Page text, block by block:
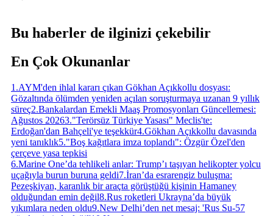
Bu haberler de ilginizi çekebilir
En Çok Okunanlar
1 .AYM'den ihlal kararı çıkan Gökhan Açıkkollu dosyası:
Gözaltında ölümden yeniden açılan soruşturmaya uzanan 9 yıllık
süreç2.Bankalardan Emekli Maaş Promosyonları Güncellemesi:
Ağustos 20263."Terörsüz Türkiye Yasası" Meclis'te:
Erdoğan'dan Bahçeli'ye teşekkür4.Gökhan Açıkkollu davasında
yeni tanıklık5."Boş kağıtlara imza toplandı": Özgür Özel'den
çerçeve yasa tepkisi
6.Marine One’da tehlikeli anlar: Trump’ı taşıyan helikopter yolcu
uçağıyla burun buruna geldi7.İran’da esrarengiz buluşma:
Pezeşkiyan, karanlık bir araçta görüştüğü kişinin Hamaney
olduğundan emin değil8.Rus roketleri Ukrayna’da büyük
yıkımlara neden oldu9.New Delhi’den net mesaj: 'Rus Su-57